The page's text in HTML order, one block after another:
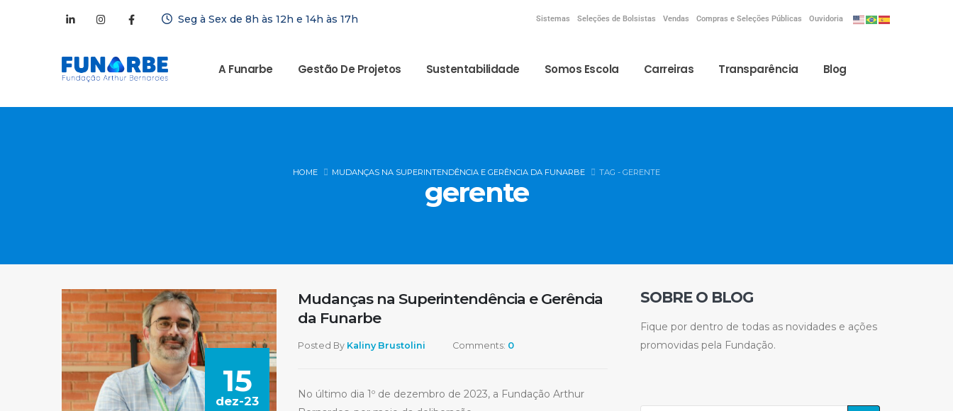
Seg à Sex de 8h às 12h e 14h às 17h Sistemas Seleções de Bolsistas Vendas Compras e Seleções Públicas Ouvidoria
A Funarbe Gestão De Projetos Sustentabilidade Somos Escola Carreiras Transparência Blog
HOME MUDANÇAS NA SUPERINTENDÊNCIA E GERÊNCIA DA FUNARBE TAG - GERENTE
gerente
15
dez-23
Mudanças na Superintendência e Gerência
da Funarbe
Posted By Kaliny Brustolini Comments: 0
No último dia 1º de dezembro de 2023, a Fundação Arthur
SOBRE O BLOG
Fique por dentro de todas as novidades e ações
promovidas pela Fundação.